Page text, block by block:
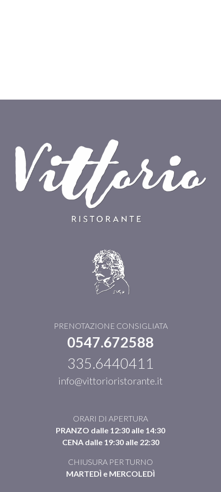
PRENOTAZIONE CONSIGLIATA
0547.672588
335.6440411
info@vittorioristorante.it
ORARI DI APERTURA
PRANZO dalle 12:30 alle 14:30
CENA dalle 19:30 alle 22:30
CHIUSURA PER TURNO
MARTEDÌ e MERCOLEDÌ